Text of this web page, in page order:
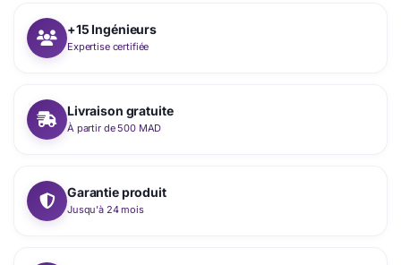
+15 Ingénieurs
Expertise certifiée
Livraison gratuite
À partir de 500 MAD
Garantie produit
Jusqu'à 24 mois